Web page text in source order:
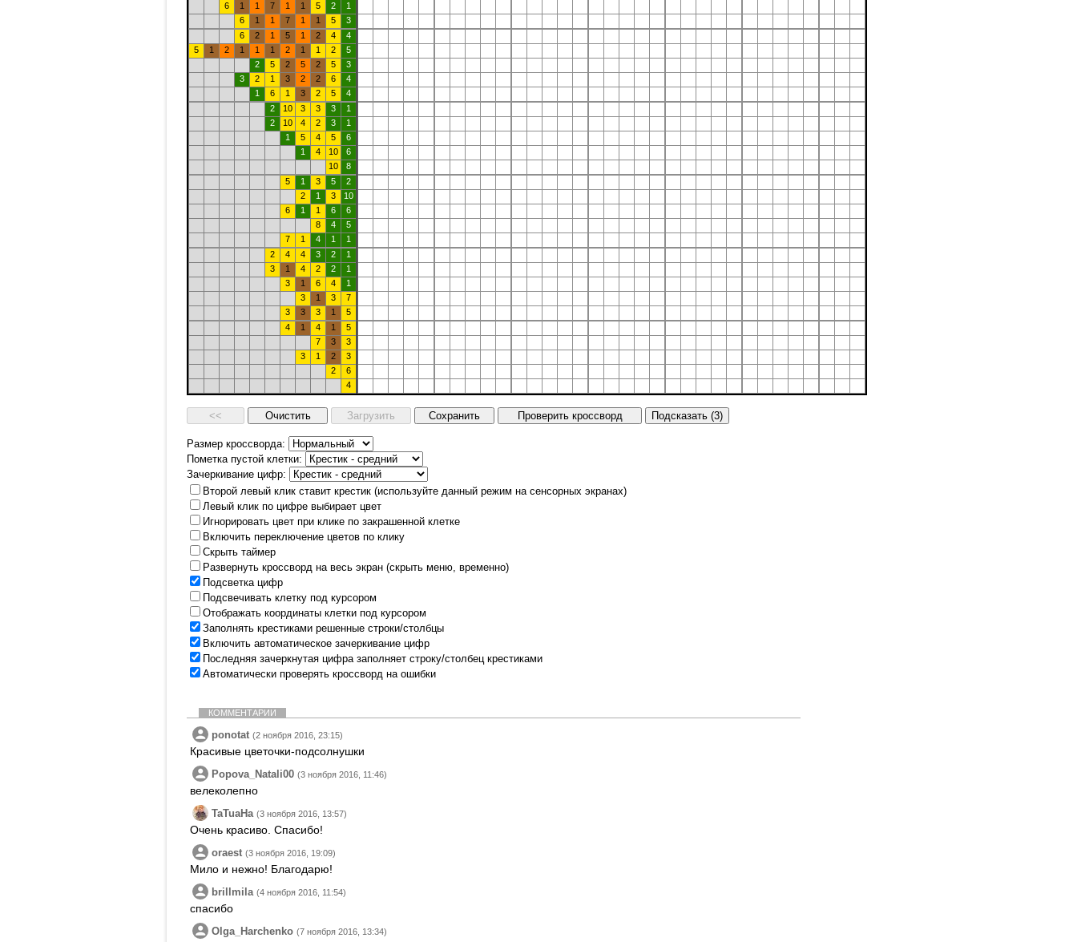
6
1 1 7 1 1 5 2
1
6
1 1 7 1 1 5
3
6
2 1 5 1 2 4
4
5
1 2 1 1 1 2 1 1 2
5
2
5 2 5 2 5
3
3
2 1 3 2 2 6
4
1
6 1 3 2 5
4
2
10 3 3 3
1
2
10 4 2 3
1
1
5 4 5
6
1
4 10
6
10
8
5
1 3 5
2
2
1 3
10
6
1 1 6
6
8
4
5
7
1 4 1
1
2
4 4 3 2
1
3
1 4 2 2
1
3
1 6 4
1
3
1 3
7
3
3 3 1
5
4
1 4 1
5
7
3
3
3
1 2
3
2
6
4
Размер кроссворда:
Пометка пустой клетки:
Зачеркивание цифр:
Второй левый клик ставит крестик (используйте данный режим на сенсорных экранах)
Левый клик по цифре выбирает цвет
Игнорировать цвет при клике по закрашенной клетке
Включить переключение цветов по клику
Скрыть таймер
Развернуть кроссворд на весь экран (скрыть меню, временно)
Подсветка цифр
Подсвечивать клетку под курсором
Отображать координаты клетки под курсором
Заполнять крестиками решенные строки/столбцы
Включить автоматическое зачеркивание цифр
Последняя зачеркнутая цифра заполняет строку/столбец крестиками
Автоматически проверять кроссворд на ошибки
КОММЕНТАРИИ
ponotat (2 ноября 2016, 23:15)
Красивые цветочки-подсолнушки
Popova_Natali00 (3 ноября 2016, 11:46)
велеколепно
TaTuaHa (3 ноября 2016, 13:57)
Очень красиво. Спасибо!
oraest (3 ноября 2016, 19:09)
Мило и нежно! Благодарю!
brillmila (4 ноября 2016, 11:54)
спасибо
Olga_Harchenko (7 ноября 2016, 13:34)